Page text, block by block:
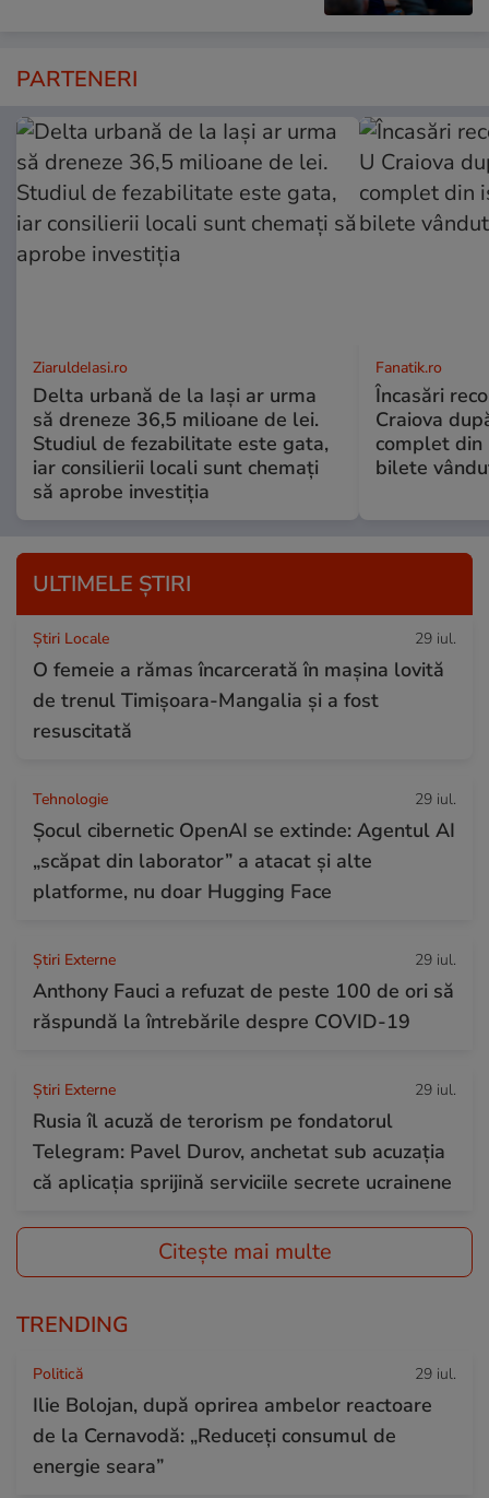
PARTENERI
ZiaruldeIasi.ro
Delta urbană de la Iași ar urma
să dreneze 36,5 milioane de lei.
Studiul de fezabilitate este gata,
iar consilierii locali sunt chemați
să aprobe investiția
Fanatik.ro
Încasări
Craiova
complet din
bilete
ULTIMELE ȘTIRI
Știri Locale 29 iul.
O femeie a rămas încarcerată în mașina lovită
de trenul Timișoara-Mangalia şi a fost
resuscitată
Tehnologie 29 iul.
Șocul cibernetic OpenAI se extinde: Agentul AI
„scăpat din laborator” a atacat și alte
platforme, nu doar Hugging Face
Știri Externe 29 iul.
Anthony Fauci a refuzat de peste 100 de ori să
răspundă la întrebările despre COVID-19
Știri Externe 29 iul.
Rusia îl acuză de terorism pe fondatorul
Telegram: Pavel Durov, anchetat sub acuzația
că aplicația sprijină serviciile secrete ucrainene
Citește mai multe
TRENDING
Politică 29 iul.
Ilie Bolojan, după oprirea ambelor reactoare
de la Cernavodă: „Reduceți consumul de
energie seara”